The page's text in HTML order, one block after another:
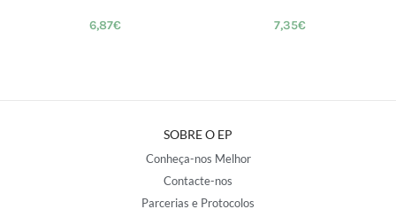
6,87€ 7,35€
SOBRE O EP
Conheça-nos Melhor
Contacte-nos
Parcerias e Protocolos